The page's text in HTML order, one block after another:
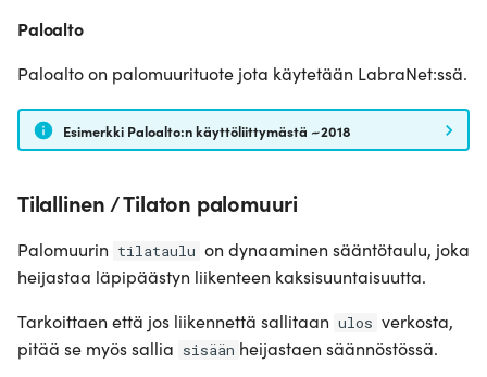
Paloalto
Paloalto on palomuurituote jota käytetään LabraNet:ssä.
Esimerkki Paloalto:n käyttöliittymästä ~2018
Tilallinen / Tilaton palomuuri
Palomuurin tilataulu on dynaaminen sääntötaulu, joka
heijastaa läpipäästyn liikenteen kaksisuuntaisuutta.
Tarkoittaen että jos liikennettä sallitaan ulos verkosta,
pitää se myös sallia sisään heijastaen säännöstössä.